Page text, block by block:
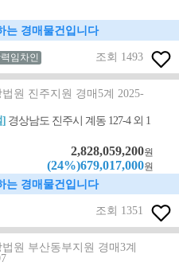
는 경매물건입니다
임차인 조회 1493
원 진주지원 경매5계 2025-
] 경상남도 진주시 계동 127-4 외 1
2,828,059,200원
(24%)679,017,000원
는 경매물건입니다
조회 1351
원 부산동부지원 경매3계